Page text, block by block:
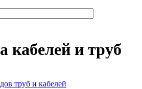
кабелей и труб
труб и кабелей